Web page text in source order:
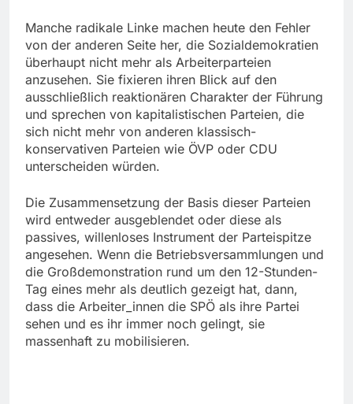
Manche radikale Linke machen heute den Fehler
von der anderen Seite her, die Sozialdemokratien
überhaupt nicht mehr als Arbeiterparteien
anzusehen. Sie fixieren ihren Blick auf den
ausschließlich reaktionären Charakter der Führung
und sprechen von kapitalistischen Parteien, die
sich nicht mehr von anderen klassisch-
konservativen Parteien wie ÖVP oder CDU
unterscheiden würden.
Die Zusammensetzung der Basis dieser Parteien
wird entweder ausgeblendet oder diese als
passives, willenloses Instrument der Parteispitze
angesehen. Wenn die Betriebsversammlungen und
die Großdemonstration rund um den 12-Stunden-
Tag eines mehr als deutlich gezeigt hat, dann,
dass die Arbeiter_innen die SPÖ als ihre Partei
sehen und es ihr immer noch gelingt, sie
massenhaft zu mobilisieren.